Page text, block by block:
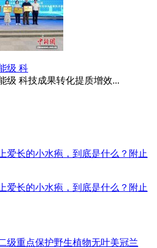
级 科
级 科技成果转化提质增效...
爱长的小水疱，到底是什么？附止
爱长的小水疱，到底是什么？附止
级重点保护野生植物无叶美冠兰